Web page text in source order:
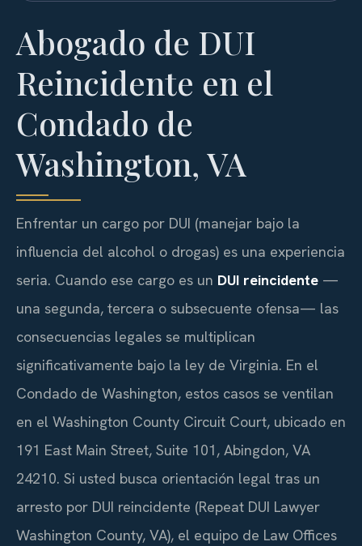
Abogado de DUI
Reincidente en el
Condado de
Washington, VA
Enfrentar un cargo por DUI (manejar bajo la
influencia del alcohol o drogas) es una experiencia
seria. Cuando ese cargo es un DUI reincidente —
una segunda, tercera o subsecuente ofensa— las
consecuencias legales se multiplican
significativamente bajo la ley de Virginia. En el
Condado de Washington, estos casos se ventilan
en el Washington County Circuit Court, ubicado en
191 East Main Street, Suite 101, Abingdon, VA
24210. Si usted busca orientación legal tras un
arresto por DUI reincidente (Repeat DUI Lawyer
Washington County, VA), el equipo de Law Offices